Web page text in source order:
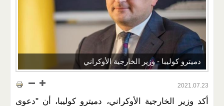
دميترو كوليبا - وزير الخارجية الأوكراني
2021.07.23
أكد وزير الخارجية الأوكراني، دميترو كوليبا، أن "دعوى